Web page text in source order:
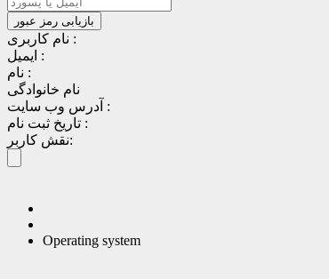
نام کاربری :
ایمیل :
نام :
نام خانوادگی
آدرس وب سایت :
تاریخ ثبت نام :
نقش کاربر:
Operating system